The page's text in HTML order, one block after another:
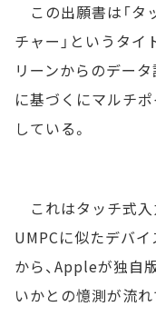
この出願書は「タ
チャー」というタイ
リーンからのデー
に基づくにマルチ
している。
これはタッチ式入
UMPCに似たデバ
から、Appleが独自
いかとの憶測が流れ